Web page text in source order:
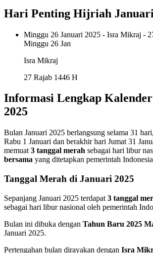
Hari Penting Hijriah
Minggu 26 Januari 2025 - Isra Mikraj -
Minggu 26 Jan
Isra Mikraj
27 Rajab 1446 H
Informasi Lengkap
2025
Bulan Januari 2025 berlangsung selama 31
Rabu 1 Januari dan berakhir hari Jumat 31
memuat 3 tanggal merah sebagai hari libur
bersama yang ditetapkan pemerintah
Tanggal Merah di Januari 2025
Sepanjang Januari 2025 terdapat 3 tanggal
sebagai hari libur nasional oleh pemerintah
Bulan ini dibuka dengan Tahun Baru 2025
Januari 2025.
Pertengahan bulan dirayakan dengan Isra